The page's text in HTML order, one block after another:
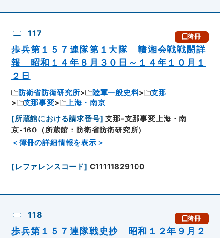
117 簿冊
歩兵第１５７連隊第１大隊 贛湘会戦戦闘詳
報 昭和１４年８月３０日～１４年１０月１
２日
防衛省防衛研究所 陸軍一般史料
支那
支那事変
上海・南京
[所蔵館における請求番号] 支那-支那事変上海・南
京-160（所蔵館：防衛省防衛研究所）
＜簿冊の詳細情報を表示＞
[レファレンスコード] C11111829100
118 簿冊
歩兵第１５７連隊戦史抄 昭和１２年９月２